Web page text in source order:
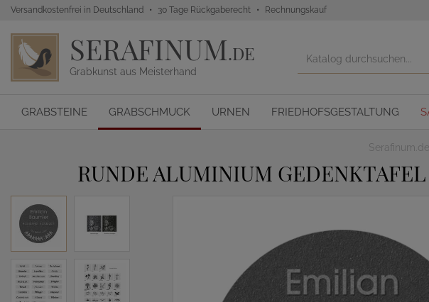
Versandkostenfrei in Deutschland 30 Tage Rückgaberecht Rechnungskauf
SERAFINUM.DE
Grabkunst aus Meisterhand
GRABSTEINE GRABSCHMUCK URNEN FRIEDHOFSGESTALTUNG
Serafinum.de
RUNDE ALUMINIUM